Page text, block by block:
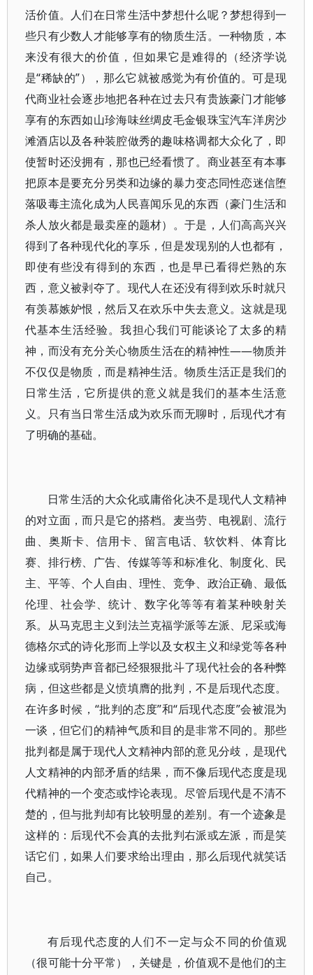
活价值。人们在日常生活中梦想什么呢？梦想得到一
些只有少数人才能够享有的物质生活。一种物质，本
来没有很大的价值，但如果它是难得的（经济学说
是“稀缺的”），那么它就被感觉为有价值的。可是现
代商业社会逐步地把各种在过去只有贵族豪门才能够
享有的东西如山珍海味丝绸皮毛金银珠宝汽车洋房沙
滩酒店以及各种装腔做秀的趣味格调都大众化了，即
使暂时还没拥有，那也已经看惯了。商业甚至有本事
把原本是要充分另类和边缘的暴力变态同性恋迷信堕
落吸毒主流化成为人民喜闻乐见的东西（豪门生活和
杀人放火都是最卖座的题材）。于是，人们高高兴兴
得到了各种现代化的享乐，但是发现别的人也都有，
即使有些没有得到的东西，也是早已看得烂熟的东
西，意义被剥夺了。现代人在还没有得到欢乐时就只
有羡慕嫉妒恨，然后又在欢乐中失去意义。这就是现
代基本生活经验。我担心我们可能谈论了太多的精
神，而没有充分关心物质生活在的精神性——物质并
不仅仅是物质，而是精神生活。物质生活正是我们的
日常生活，它所提供的意义就是我们的基本生活意
义。只有当日常生活成为欢乐而无聊时，后现代才有
了明确的基础。
日常生活的大众化或庸俗化决不是现代人文精神
的对立面，而只是它的搭档。麦当劳、电视剧、流行
曲、奥斯卡、信用卡、留言电话、软饮料、体育比
赛、排行榜、广告、传媒等等和标准化、制度化、民
主、平等、个人自由、理性、竞争、政治正确、最低
伦理、社会学、统计、数字化等等有着某种映射关
系。从马克思主义到法兰克福学派等左派、尼采或海
德格尔式的诗化形而上学以及女权主义和绿党等各种
边缘或弱势声音都已经狠狠批斗了现代社会的各种弊
病，但这些都是义愤填膺的批判，不是后现代态度。
在许多时候，“批判的态度”和“后现代态度”会被混为
一谈，但它们的精神气质和目的是非常不同的。那些
批判都是属于现代人文精神内部的意见分歧，是现代
人文精神的内部矛盾的结果，而不像后现代态度是现
代精神的一个变态或悖论表现。尽管后现代是不清不
楚的，但与批判却有比较明显的差别。有一个迹象是
这样的：后现代不会真的去批判右派或左派，而是笑
话它们，如果人们要求给出理由，那么后现代就笑话
自己。
有后现代态度的人们不一定与众不同的价值观
（很可能十分平常），关键是，价值观不是他们的主